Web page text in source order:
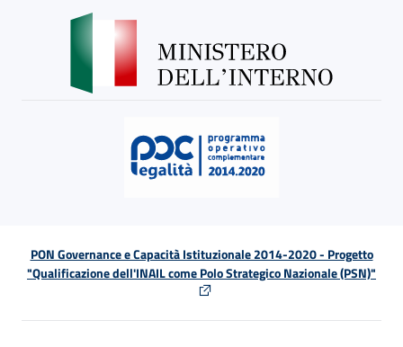
PON Governance e Capacità Istituzionale 2014-2020 - Progetto
"Qualificazione dell'INAIL come Polo Strategico Nazionale (PSN)"